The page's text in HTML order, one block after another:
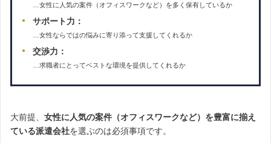
…女性に人気の案件（オフィスワークなど）を多く保有しているか
サポート力：
…女性ならではの悩みに寄り添って支援してくれるか
交渉力：
…求職者にとってベストな環境を提供してくれるか
大前提、 女性に人気の案件（オフィスワークなど）を豊富に揃え
ている派遣会社を選ぶのは必須事項です。